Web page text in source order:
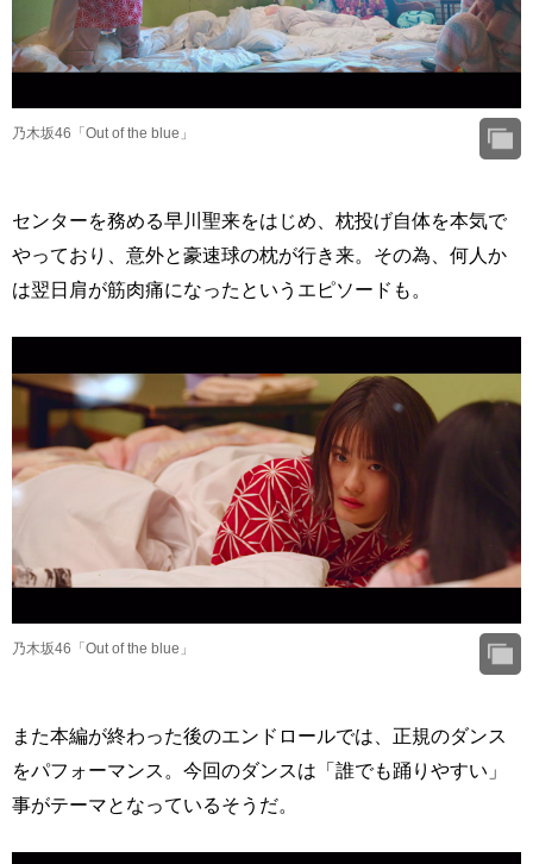
乃木坂46「Out of the blue」
センターを務める早川聖来をはじめ、枕投げ自体を本気で
やっており、意外と豪速球の枕が行き来。その為、何人か
は翌日肩が筋肉痛になったというエピソードも。
乃木坂46「Out of the blue」
また本編が終わった後のエンドロールでは、正規のダンス
をパフォーマンス。今回のダンスは「誰でも踊りやすい」
事がテーマとなっているそうだ。